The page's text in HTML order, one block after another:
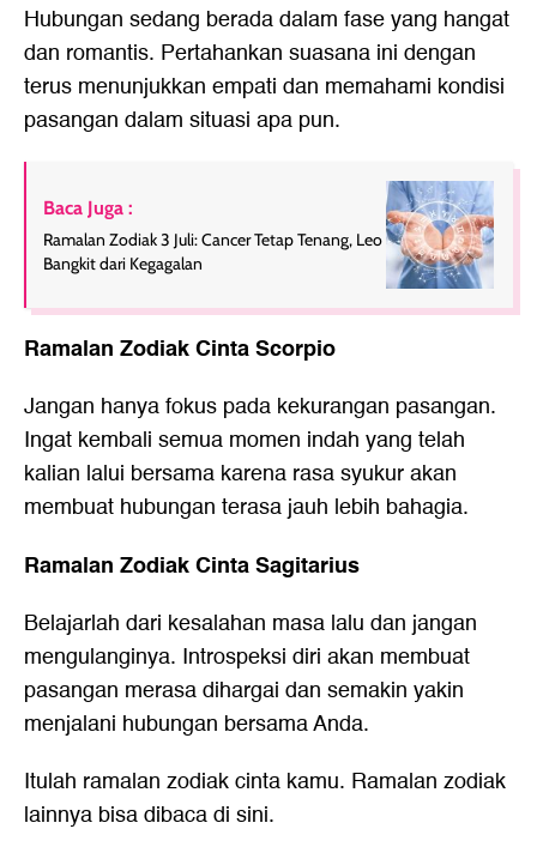
Hubungan sedang berada dalam fase yang hangat
dan romantis. Pertahankan suasana ini dengan
terus menunjukkan empati dan memahami kondisi
pasangan dalam situasi apa pun.
Baca Juga :
Ramalan Zodiak 3 Juli: Cancer Tetap Tenang, Leo
Bangkit dari Kegagalan
Ramalan Zodiak Cinta Scorpio
Jangan hanya fokus pada kekurangan pasangan.
Ingat kembali semua momen indah yang telah
kalian lalui bersama karena rasa syukur akan
membuat hubungan terasa jauh lebih bahagia.
Ramalan Zodiak Cinta Sagitarius
Belajarlah dari kesalahan masa lalu dan jangan
mengulanginya. Introspeksi diri akan membuat
pasangan merasa dihargai dan semakin yakin
menjalani hubungan bersama Anda.
Itulah ramalan zodiak cinta kamu. Ramalan zodiak
lainnya bisa dibacadi sini.